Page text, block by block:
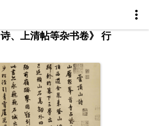
诗、上清帖等杂书卷》 行